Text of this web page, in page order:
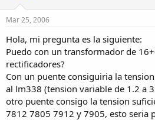
n
i
c
o
Mar 25, 2006
Hola, mi pregunta es la siguiente:
Puedo con un transformador de
rectificadores?
Con un puente consiguiria la
al lm338 (tension variable de 1.2 a
otro puente consigo la tension
7812 7805 7912 y 7905, esto seria